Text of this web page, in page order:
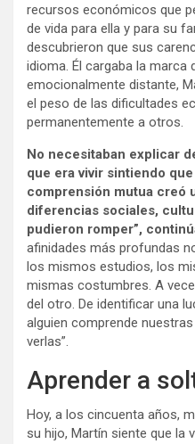
recursos económicos que
de vida para ella y para su
descubrieron que sus
idioma. Él cargaba la marca
emocionalmente distante,
el peso de las dificultades
permanentemente a otros.
No necesitaban explicar
que era vivir sintiendo
comprensión mutua creó
diferencias sociales,
pudieron romper”,
afinidades más profundas
los mismos estudios, los
mismas costumbres. A
del otro. De identificar una
alguien comprende
verlas”.
Aprender a
Hoy, a los cincuenta años,
su hijo, Martín siente que la